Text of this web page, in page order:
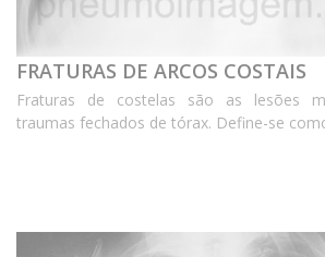
FRATURAS DE ARCOS COSTAIS
Fraturas de costelas são as lesões
traumas fechados de tórax. Define-se como fraturas múltiplas a